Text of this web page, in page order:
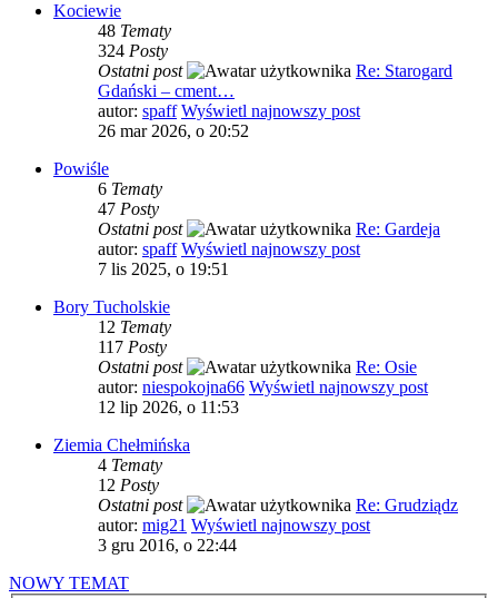
Kociewie
48 Tematy
324 Posty
Ostatni post
Re: Starogard
Gdański – cment…
autor: spaff Wyświetl najnowszy post
26 mar 2026, o 20:52
Powiśle
6 Tematy
47 Posty
Ostatni post
Re: Gardeja
autor: spaff Wyświetl najnowszy post
7 lis 2025, o 19:51
Bory Tucholskie
12 Tematy
117 Posty
Ostatni post
Re: Osie
autor: niespokojna66 Wyświetl najnowszy post
12 lip 2026, o 11:53
Ziemia Chełmińska
4 Tematy
12 Posty
Ostatni post
Re: Grudziądz
autor: mig21 Wyświetl najnowszy post
3 gru 2016, o 22:44
NOWY TEMAT